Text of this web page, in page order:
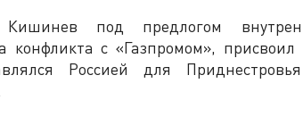
под предлогом
конфликта с «Газпромом»,
Россией для